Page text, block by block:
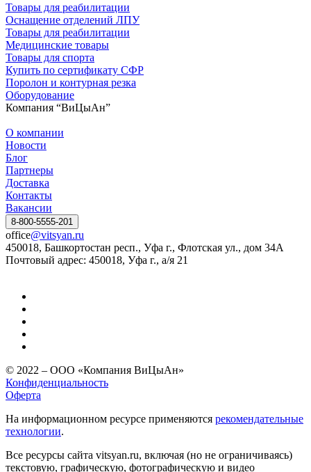
Товары для реабилитации
Оснащение отделений ЛПУ
Товары для реабилитации
Медицинские товары
Товары для спорта
Купить по сертификату СФР
Поролон и контурная резка
Оборудование
Компания “ВиЦыАн”
О компании
Новости
Блог
Партнеры
Доставка
Контакты
Вакансии
8-800-5555-201
office@vitsyan.ru
450018, Башкортостан респ., Уфа г., Флотская ул., дом 34А
Почтовый адрес: 450018, Уфа г., а/я 21
© 2022 – ООО «Компания ВиЦыАн»
Конфиденциальность
Оферта
На информационном ресурсе применяются рекомендательные
технологии.
Все ресурсы сайта vitsyan.ru, включая (но не ограничиваясь)
текстовую, графическую, фотографическую и видео